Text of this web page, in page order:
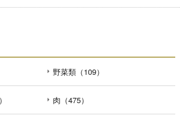
野菜類（109）
肉（475）